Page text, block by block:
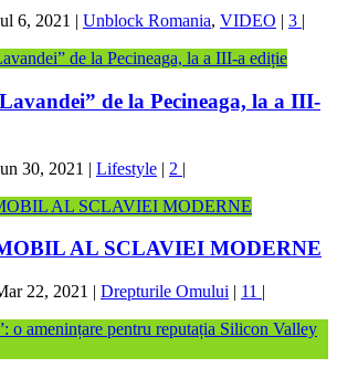
6, 2021 | Unblock Romania, VIDEO | 3 |
de la Pecineaga, la a III-
30, 2021 | Lifestyle | 2 |
AL SCLAVIEI MODERNE
22, 2021 | Drepturile Omului | 11 |